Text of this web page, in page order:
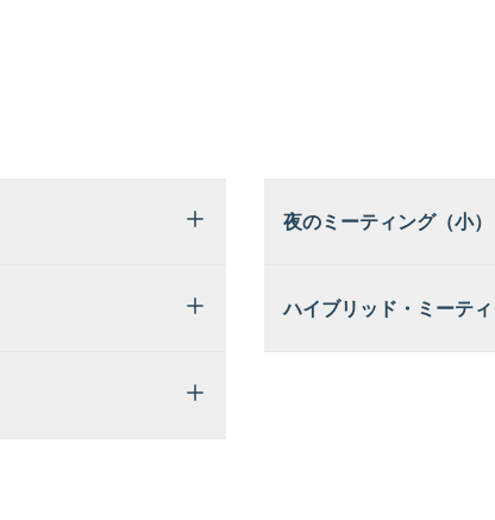
夜のミーティング（小）
ハイブリッド・ミーテ